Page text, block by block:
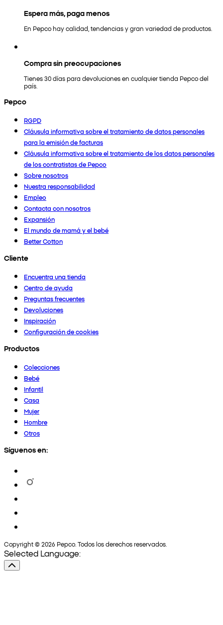
Espera más, paga menos
En Pepco hay calidad, tendencias y gran variedad de productos.
Compra sin preocupaciones
Tienes 30 días para devoluciones en cualquier tienda Pepco del
país.
Pepco
RGPD
Cláusula informativa sobre el tratamiento de datos personales
para la emisión de facturas
Cláusula informativa sobre el tratamiento de los datos personales
de los contratistas de Pepco
Sobre nosotros
Nuestra responsabilidad
Empleo
Contacta con nosotros
Expansión
El mundo de mamá y el bebé
Better Cotton
Cliente
Encuentra una tienda
Centro de ayuda
Preguntas frecuentes
Devoluciones
Inspiración
Configuración de cookies
Productos
Colecciones
Bebé
Infantil
Casa
Mujer
Hombre
Otros
Síguenos en:
Copyright © 2026 Pepco. Todos los derechos reservados.
Selected Language: